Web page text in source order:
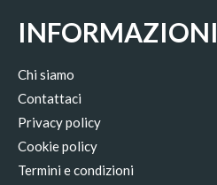
INFORMAZIONI
Chi siamo
Contattaci
Privacy policy
Cookie policy
Termini e condizioni